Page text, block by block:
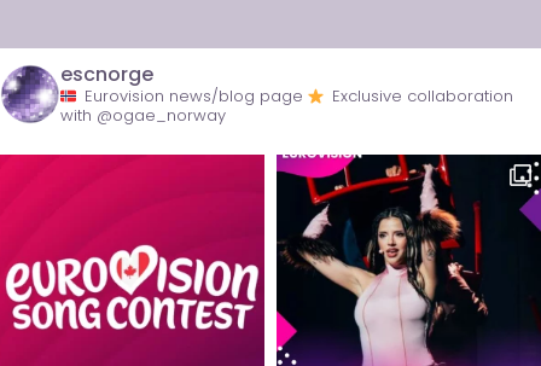
escnorge
Eurovision news/blog page
Exclusive collaboration
with @ogae_norway